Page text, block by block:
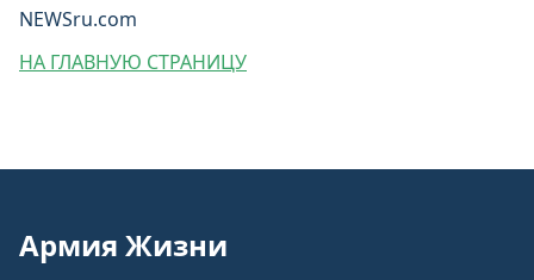
NEWSru.com
НА ГЛАВНУЮ СТРАНИЦУ
Армия Жизни